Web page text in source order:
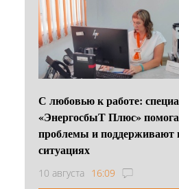
С любовью к работе:
«ЭнергосбыТ Плюс»
проблемы и поддерживают
ситуациях
10 августа 16:09